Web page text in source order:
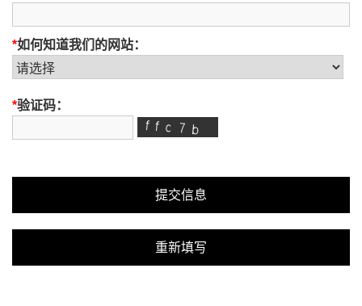
*如何知道我们的网站：
*验证码：